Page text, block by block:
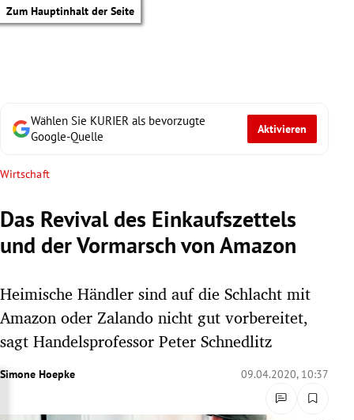
Zum Hauptinhalt der Seite
Untermenü
Untermenü
Wählen Sie KURIER als bevorzugte
Google-Quelle
Aktivieren
Wirtschaft
Das Revival des Einkaufszettels
und der Vormarsch von Amazon
Heimische Händler sind auf die Schlacht mit
Amazon oder Zalando nicht gut vorbereitet,
sagt Handelsprofessor Peter Schnedlitz
Simone Hoepke 09.04.2020, 10:37